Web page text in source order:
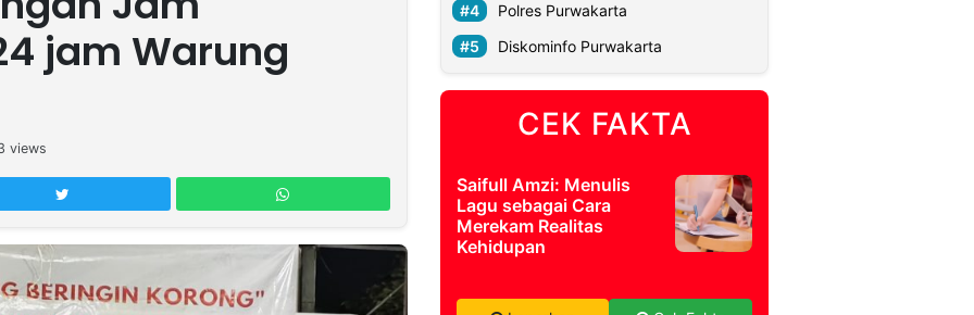
jam Warung
views
Polres Purwakarta
Diskominfo Purwakarta
CEK FAKTA
Saifull Amzi: Menulis
Lagu sebagai Cara
Merekam Realitas
Kehidupan